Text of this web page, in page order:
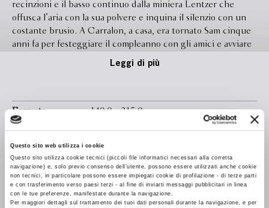
Questo sito web utilizza i cookie
Questo sito utilizza cookie tecnici (piccoli file informatici necessari alla corretta
navigazione) e, solo previo consenso dell’utente, possono essere utilizzati anche cookie
non tecnici, in particolare possono essere impiegati cookie di profilazione - di terze parti
e con trasferimento verso paesi terzi - al fine di inviarti messaggi pubblicitari in linea
con le tue preferenze, manifestate durante la navigazione.
Per maggiori dettagli sul trattamento dei tuoi dati personali durante la navigazione, e per
recinzioni e il basso continuo dalla miniera Lentzer che
offusca l’aria con la sua polvere e inquina il silenzio con un
costante brusio. A Carralon, a casa, era tornato Sam cinque
anni fa per festeggiare il compleanno con gli amici e avviare
una ricerca sull’impatto della miniera sulla vita della gente.
alla Lentzer o a restare suo malgrado in un paese quasi
ridotto a fantasma. La sera del suo compleanno Sam è
sfaldata. Resta il rito di ritrovarsi una volta l’anno insieme
nella vecchia casa a ricordarlo: il padre Griff, che per la
miniera ora lavora, la madre Ro, che è andata a fare il medico
in città, e Della, la sorella che a sua volta ha scelto una vita
altrove. Ma quest’anno nella malinconia s’insinua il sospetto,
Leggi di più
Formato 140.0 x 215.0
Legatura brossura con sovraccoperta
Pagine 384
In libreria da Luglio 2026
Isbn 9788830154421